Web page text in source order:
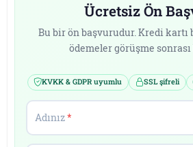
Ücretsiz Ön
Bu bir ön başvurudur. Kredi kartı
ödemeler görüşme
KVKK & GDPR uyumlu SSL şifreli
Adınız*